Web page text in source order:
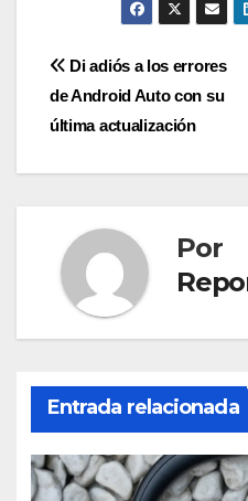
Navegación
de
entradas
Di adiós a los errores
de Android Auto con su
última actualización
Por
Entrada relacionada